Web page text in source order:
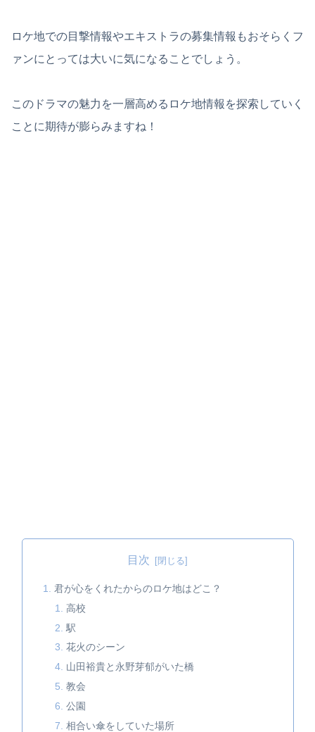
ロケ地での目撃情報やエキストラの募集情報もおそらくフ
ァンにとっては大いに気になることでしょう。
このドラマの魅力を一層高めるロケ地情報を探索していく
ことに期待が膨らみますね！
目次
君が心をくれたからのロケ地はどこ？
高校
駅
花火のシーン
山田裕貴と永野芽郁がいた橋
教会
公園
相合い傘をしていた場所